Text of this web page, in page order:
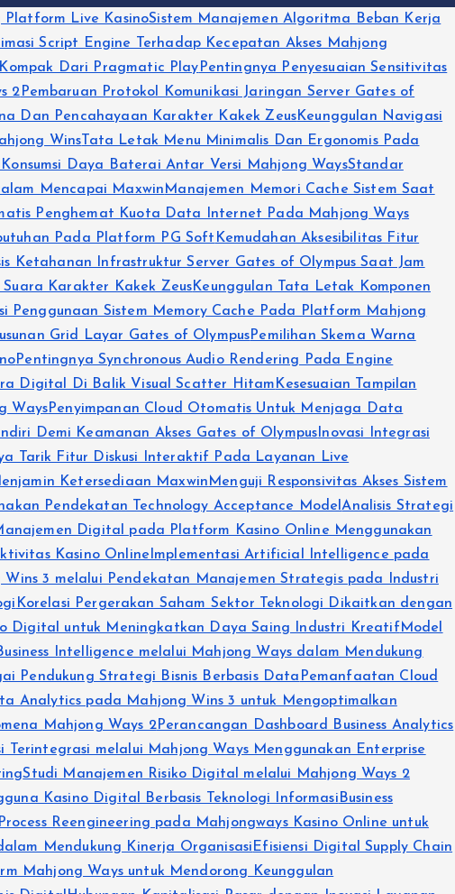
Platform Live KasinoSistem Manajemen Algoritma Beban Kerja
Script Engine Terhadap Kecepatan Akses Mahjong
Dari Pragmatic Play Pentingnya Penyesuaian Sensitivitas
2 Pembaruan Protokol Komunikasi Jaringan Server Gates of
Dan Pencahayaan Karakter Kakek ZeusKeunggulan Navigasi
Wins Tata Letak Menu Minimalis Dan Ergonomis Pada
Daya Baterai Antar Versi Mahjong WaysStandar
Mencapai Maxwin Manajemen Memori Cache Sistem Saat
Penghemat Kuota Data Internet Pada Mahjong Ways
Pada Platform PG Soft Kemudahan Aksesibilitas Fitur
Ketahanan Infrastruktur Server Gates of Olympus Saat Jam
Karakter Kakek ZeusKeunggulan Tata Letak Komponen
Penggunaan Sistem Memory Cache Pada Platform Mahjong
Grid Layar Gates of OlympusPemilihan Skema Warna
Pentingnya Synchronous Audio Rendering Pada Engine
Digital Di Balik Visual Scatter Hitam Kesesuaian Tampilan
WaysPenyimpanan Cloud Otomatis Untuk Menjaga Data
Demi Keamanan Akses Gates of Olympus Inovasi Integrasi
Tarik Fitur Diskusi Interaktif Pada Layanan Live
Ketersediaan Maxwin Menguji Responsivitas Akses Sistem
Pendekatan Technology Acceptance ModelAnalisis Strategi
Digital pada Platform Kasino Online Menggunakan
Kasino Online Implementasi Artificial Intelligence pada
3 melalui Pendekatan Manajemen Strategis pada Industri
Korelasi Pergerakan Saham Sektor Teknologi Dikaitkan dengan
Digital untuk Meningkatkan Daya Saing Industri Kreatif Model
Intelligence melalui Mahjong Ways dalam Mendukung
Pendukung Strategi Bisnis Berbasis Data Pemanfaatan Cloud
Analytics pada Mahjong Wins 3 untuk Mengoptimalkan
Mahjong Ways 2Perancangan Dashboard Business Analytics
Terintegrasi melalui Mahjong Ways Menggunakan Enterprise
Studi Manajemen Risiko Digital melalui Mahjong Ways 2
Kasino Digital Berbasis Teknologi Informasi Business
Process Reengineering pada Mahjongways Kasino Online untuk
Mendukung Kinerja Organisasi Efisiensi Digital Supply Chain
Mahjong Ways untuk Mendorong Keunggulan